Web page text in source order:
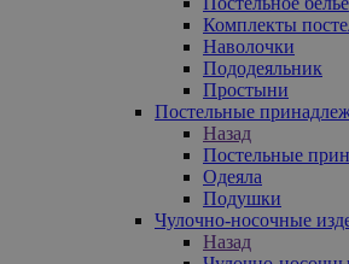
Комплекты
Наволочки
Пододеяльник
Простыни
Постельные
Назад
Постельные
Одеяла
Подушки
Чулочно-носочные
Назад